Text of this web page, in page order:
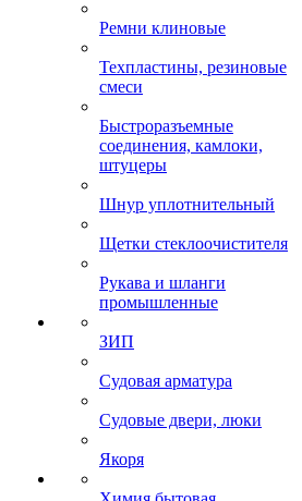
Ремни клиновые
Техпластины, резиновые
смеси
Быстроразъемные
соединения, камлоки,
штуцеры
Шнур уплотнительный
Щетки стеклоочистителя
Рукава и шланги
промышленные
ЗИП
Судовая арматура
Судовые двери, люки
Якоря